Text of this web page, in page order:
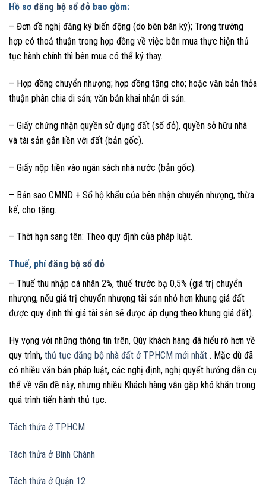
Hồ sơ đăng bộ sổ đỏ bao gồm:
– Đơn đề nghị đăng ký biến động (do bên bán ký); Trong trường
hợp có thoả thuận trong hợp đồng về việc bên mua thực hiện thủ
tục hành chính thì bên mua có thể ký thay.
– Hợp đồng chuyển nhượng; hợp đồng tặng cho; hoặc văn bản thỏa
thuận phân chia di sản; văn bản khai nhận di sản.
– Giấy chứng nhận quyền sử dụng đất (sổ đỏ), quyền sở hữu nhà
và tài sản gắn liền với đất (bản gốc).
– Giấy nộp tiền vào ngân sách nhà nước (bản gốc).
– Bản sao CMND + Sổ hộ khẩu của bên nhận chuyển nhượng, thừa
kế, cho tặng.
– Thời hạn sang tên: Theo quy định của pháp luật.
Thuế, phíđăng bộ sổ đỏ
– Thuế thu nhập cá nhân 2%, thuế trước bạ 0,5% (giá trị chuyển
nhượng, nếu giá trị chuyển nhượng tài sản nhỏ hơn khung giá đất
được quy định thì giá tài sản sẽ được áp dụng theo khung giá đất).
Hy vọng với những thông tin trên, Qúy khách hàng đã hiểu rõ hơn về
quy trình, thủ tục đăng bộ nhà đất ở TPHCM mới nhất . Mặc dù đã
có nhiều văn bản pháp luật, các nghị định, nghị quyết hướng dẫn cụ
thể về vấn đề này, nhưng nhiều Khách hàng vẫn gặp khó khăn trong
quá trình tiến hành thủ tục.
Tách thửa ở TPHCM
Tách thửa ở Bình Chánh
Tách thửa ở Quận 12